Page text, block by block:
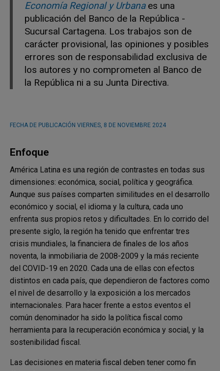
Economía Regional y Urbanaes una
publicación del Banco de la República -
Sucursal Cartagena. Los trabajos son de
carácter provisional, las opiniones y posibles
errores son de responsabilidad exclusiva de
los autores y no comprometen al Banco de
la República ni a su Junta Directiva.
FECHA DE PUBLICACIÓN VIERNES, 8 DE NOVIEMBRE 2024
Enfoque
América Latina es una región de contrastes en todas sus
dimensiones: económica, social, política y geográfica.
Aunque sus países comparten similitudes en el desarrollo
económico y social, el idioma y la cultura, cada uno
enfrenta sus propios retos y dificultades. En lo corrido del
presente siglo, la región ha tenido que enfrentar tres
crisis mundiales, la financiera de finales de los años
noventa, la inmobiliaria de 2008-2009 y la más reciente
del COVID-19 en 2020. Cada una de ellas con efectos
distintos en cada país, que dependieron de factores como
el nivel de desarrollo y la exposición a los mercados
internacionales. Para hacer frente a estos eventos el
común denominador ha sido la política fiscal como
herramienta para la recuperación económica y social, y la
sostenibilidad fiscal.
Las decisiones en materia fiscal deben tener como fin